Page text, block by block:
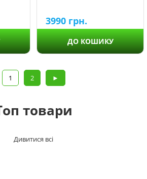
3990 грн.
ДО КОШИКУ
1 2 ►
товари
Дивитися всі